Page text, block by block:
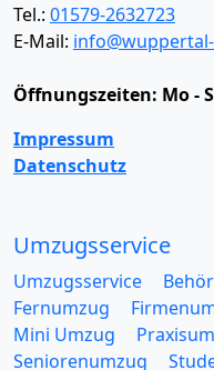
Tel.: 01579-2632723
E-Mail:
Öffnungszeiten: Mo -
Impressum
Datenschutz
Umzugsservice
Umzugsservice
Fernumzug
Mini Umzug
Seniorenumzug